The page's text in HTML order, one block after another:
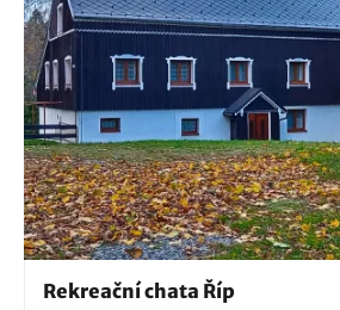
Rekreační chata Říp